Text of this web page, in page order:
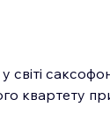
квартету